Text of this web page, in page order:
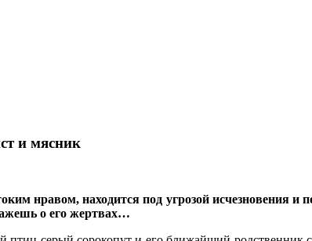
и мясник
нравом, находится под угрозой исчезновения
о его жертвах…